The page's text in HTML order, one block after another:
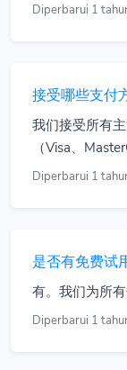
Diperbarui 1
接受哪些支付
我们接受所有
（Visa、
Diperbarui 1
是否有免费试
有。我们为所
Diperbarui 1